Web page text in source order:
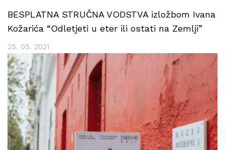
BESPLATNA STRUČNA VODSTVA izložbom Ivana
Kožarića “Odletjeti u eter ili ostati na Zemlji”
25. 05. 2021